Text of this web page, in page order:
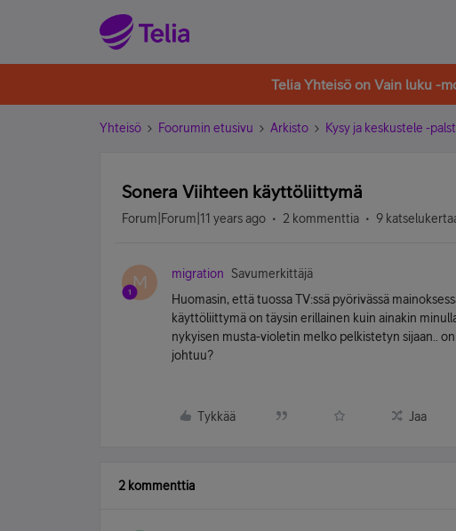
Telia Yhteisö on Vain luku -
Yhteisö Foorumin etusivu Arkisto Kysy ja keskustele -
Sonera Viihteen käyttöliittymä
Forum|Forum|11 years ago 2 kommenttia 9
M migration
Savumerkittäjä
Huomasin, että tuossa TV:ssä pyörivässä
käyttöliittymä on täysin erillainen kuin ainakin
nykyisen musta-violetin melko pelkistetyn sijaan..
johtuu?
Tykkää Jaa
2 kommenttia